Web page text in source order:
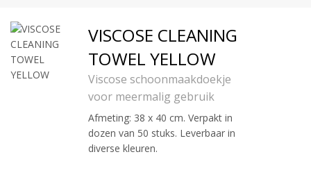
VISCOSE CLEANING
TOWEL YELLOW
Viscose schoonmaakdoekje
voor meermalig gebruik
Afmeting: 38 x 40 cm. Verpakt in
dozen van 50 stuks. Leverbaar in
diverse kleuren.